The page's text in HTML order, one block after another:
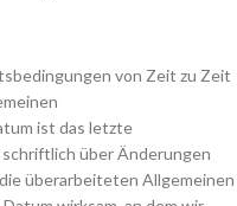
von Zeit zu Zeit
ist das letzte
über Änderungen
überarbeiteten Allgemeinen